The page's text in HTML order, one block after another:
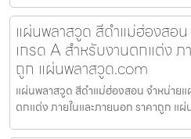
แผ่นพลาสวูด สีดำแม่ฮ่องสอ
เกรด A สำหรับงานตกแต่ง ภ
ถูก แผ่นพลาสวูด.com
แผ่นพลาสวูด สีดำแม่ฮ่องสอน จำหน่าย
ตกแต่ง ภายในและภายนอก ราคาถูก